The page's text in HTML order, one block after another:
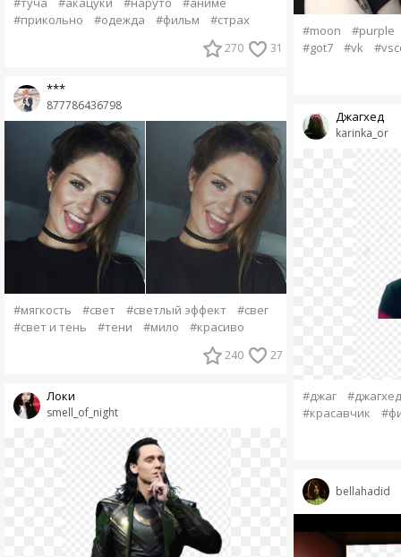
#прикольно
#одежда #фильм #страх
270 31
877786436798
***
#мягкость #свет #светлый эффект
#свег
#свет и тень
#тени #мило #красиво
240 27
smell_of_night
Локи
#moon
#purple
#got7
#vk
karinka_or
Джагхед
#джаг
#джагхед
#красавчик
bellahadid